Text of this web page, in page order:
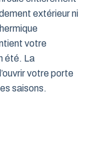
extérieur ni
votre
été. La
votre porte
saisons.